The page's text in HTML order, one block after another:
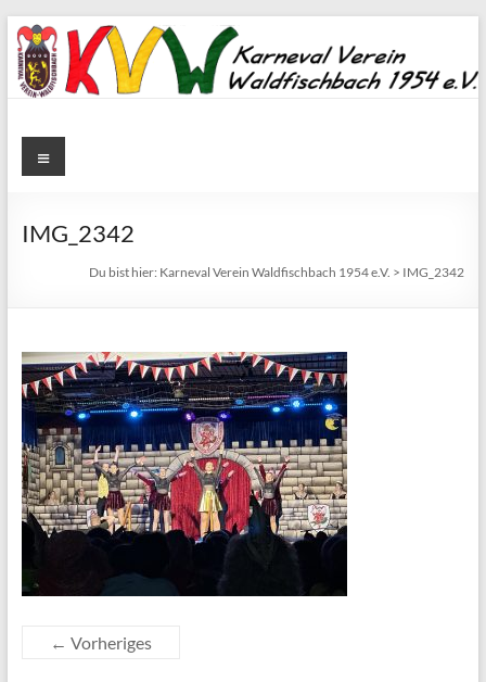
Zum
Inhalt
springen
Karneval
Waldfischbach
1954
Karneval
Verein
Waldfischbach
1954
e.V.
Menü
IMG_2342
Du bist hier: Karneval Verein Waldfischbach 1954 e.V. > IMG_2342
← Vorheriges